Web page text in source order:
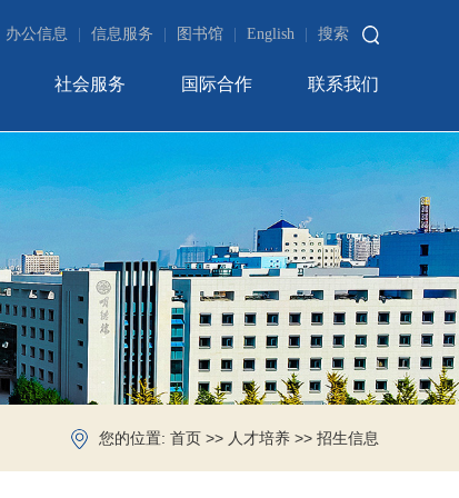
办公信息 信息服务 图书馆 English 搜索
社会服务 国际合作 联系我们
您的位置: 首页 >> 人才培养 >> 招生信息